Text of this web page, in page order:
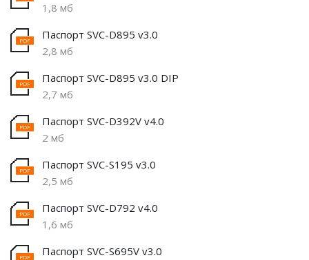
1,8 мб
Паспорт SVC-D895 v3.0
2,8 мб
Паспорт SVC-D895 v3.0 DIP
2,7 мб
Паспорт SVC-D392V v4.0
2 мб
Паспорт SVC-S195 v3.0
2,5 мб
Паспорт SVC-D792 v4.0
1,6 мб
Паспорт SVC-S695V v3.0